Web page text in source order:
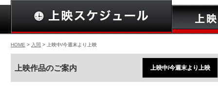
HOME > 入間 > 上映中/今週末より上映
上映作品のご案内 上映中/今週末より上映